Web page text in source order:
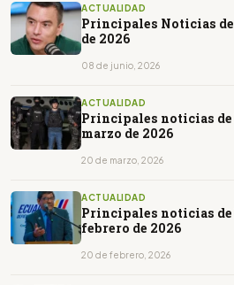
ACTUALIDAD
Principales Noticias
de 2026
08 de junio, 2026
ACTUALIDAD
Principales noticias de
marzo de 2026
20 de marzo, 2026
ACTUALIDAD
Principales noticias de
febrero de 2026
20 de febrero, 2026